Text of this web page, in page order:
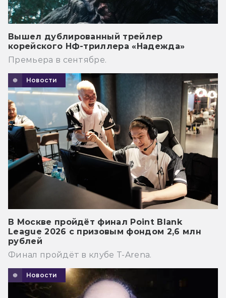
Вышел дублированный трейлер
корейского НФ-триллера «Надежда»
Премьера в сентябре.
Новости
В Москве пройдёт финал Point Blank
League 2026 с призовым фондом 2,6 млн
рублей
Финал пройдёт в клубе T-Arena.
Новости